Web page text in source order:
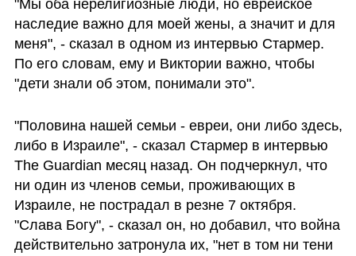
"Мы оба нерелигиозные люди, но еврейское
наследие важно для моей жены, а значит и для
меня", - сказал в одном из интервью Стармер.
По его словам, ему и Виктории важно, чтобы
"дети знали об этом, понимали это".
"Половина нашей семьи - евреи, они либо здесь,
либо в Израиле", - сказал Стармер в интервью
The Guardian месяц назад. Он подчеркнул, что
ни один из членов семьи, проживающих в
Израиле, не пострадал в резне 7 октября.
"Слава Богу", - сказал он, но добавил, что война
действительно затронула их, "нет в том ни тени